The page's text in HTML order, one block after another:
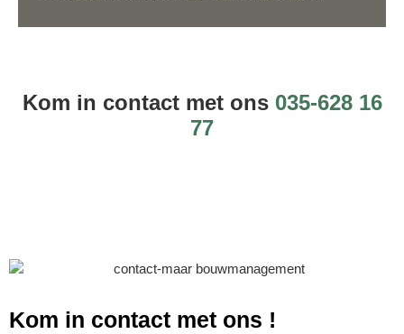
Kom in contact met ons 035-628 16
77
Kom in contact met ons !